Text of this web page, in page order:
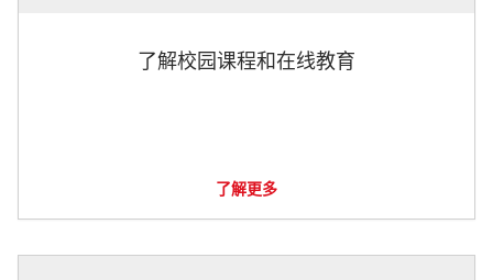
了解校园课程和在线教育
了解更多